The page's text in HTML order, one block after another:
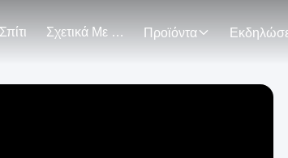
Σπίτι Σχετικά Με Εμάς Προϊόντα